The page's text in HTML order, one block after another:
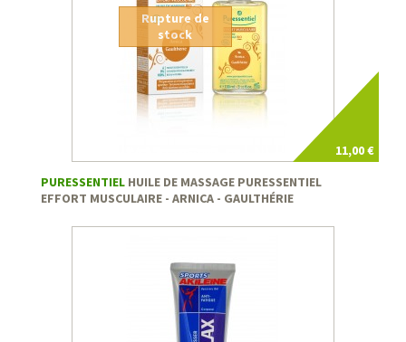
11,00 €
Rupture de
stock
PURESSENTIEL HUILE DE MASSAGE PURESSENTIEL
EFFORT MUSCULAIRE - ARNICA - GAULTHÉRIE